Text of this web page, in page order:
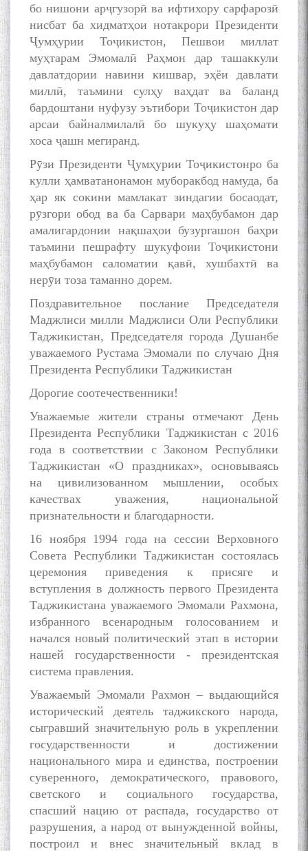
бо нишони арҷгузорӣ ва ифтихору сарфарозӣ
нисбат ба хидматҳои нотакрори Президенти
Ҷумҳурии Тоҷикистон, Пешвои миллат
муҳтарам Эмомалӣ Раҳмон дар ташаккули
давлатдории навини кишвар, эҳёи давлати
миллӣ, таъмини сулҳу ваҳдат ва баланд
бардоштани нуфузу эътибори Тоҷикистон дар
арсаи байналмилалӣ бо шукуҳу шаҳомати
хоса ҷашн мегиранд.
Рӯзи Президенти Ҷумҳурии Тоҷикистонро ба
кулли ҳамватанонамон муборакбод намуда, ба
ҳар як сокини мамлакат зиндагии босаодат,
рӯзгори обод ва ба Сарвари маҳбубамон дар
амалигардонии нақшаҳои бузургашон баҳри
таъмини пешрафту шукуфоии Тоҷикистони
маҳбубамон саломатии қавӣ, хушбахтӣ ва
нерӯи тоза таманно дорем.
Поздравительное послание Председателя
Маджлиси милли Маджлиси Оли Республики
Таджикистан, Председателя города Душанбе
уважаемого Рустама Эмомали по случаю Дня
Президента Республики Таджикистан
Дорогие соотечественники!
Уважаемые жители страны отмечают День
Президента Республики Таджикистан с 2016
года в соответствии с Законом Республики
Таджикистан «О праздниках», основываясь
на цивилизованном мышлении, особых
качествах уважения, национальной
признательности и благодарности.
16 ноября 1994 года на сессии Верховного
Совета Республики Таджикистан состоялась
церемония приведения к присяге и
вступления в должность первого Президента
Таджикистана уважаемого Эмомали Рахмона,
избранного всенародным голосованием и
начался новый политический этап в истории
нашей государственности - президентская
система правления.
Уважаемый Эмомали Рахмон – выдающийся
исторический деятель таджикского народа,
сыгравший значительную роль в укреплении
государственности и достижении
национального мира и единства, построении
суверенного, демократического, правового,
светского и социального государства,
спасший нацию от распада, государство от
разрушения, а народ от вынужденной войны,
построил и внес значительный вклад в
به عبارت دیگر: گفتگو با مومن
قناعت Mumin Qanoat
Сухбати навқаламон бо
Муъмин Қаноат\Meeting of
young talents with Mumyin
Kanoat
The Persian Gulf Beautiful
poetry from Устод Мумин
Қаноат (Ustod Mumin Qanoat)
and Master Mehryar
Mehrafarin about the conflict
Gulf
Сайри Дарвоз бо Мӯъмин
Қаноат: Чанор ҳам "гап"
ИЛМ ВА МАОРИФИ КИШВАР
АЗ ҶОНИБИ ОЛИМОНИ
АКАДЕМИЯИ МИЛЛИИ
ИЛМҲОИ ТОҶИКИСТОН
БО 4 000 000 СОМОНӢ
ПАЙКАРА ВА ОСОРХОНАИ
МӮЪМИН ҚАНОАТ СОХТА
ШУД!